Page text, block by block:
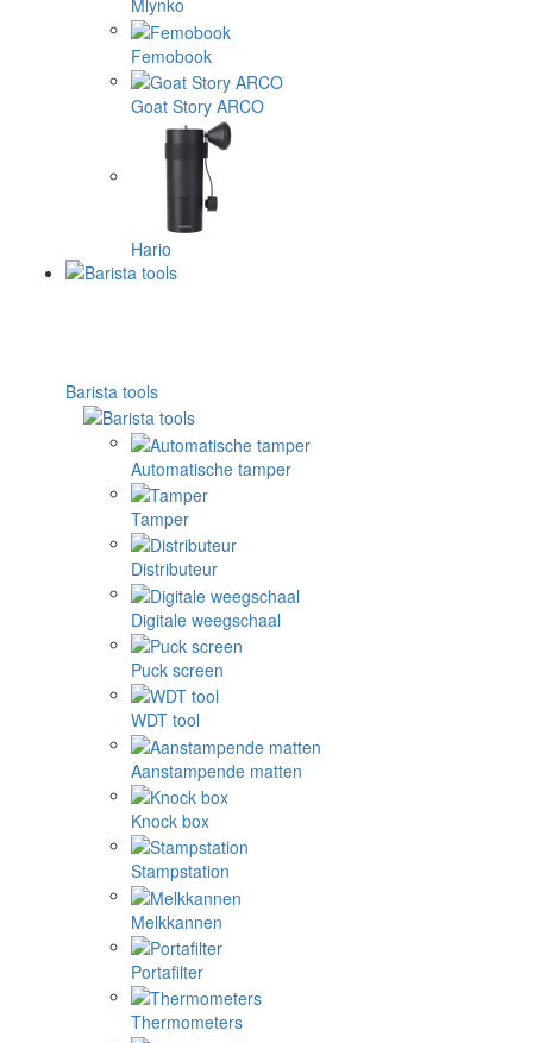
Mlynko
Femobook
Goat Story ARCO
Hario
Barista tools
Automatische tamper
Tamper
Distributeur
Digitale weegschaal
Puck screen
WDT tool
Aanstampende matten
Knock box
Stampstation
Melkkannen
Portafilter
Thermometers